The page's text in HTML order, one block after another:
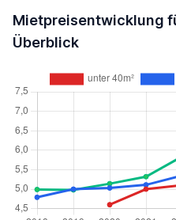
Mietpreisentwicklung
Überblick